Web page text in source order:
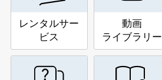
レンタルサー
ビス
動画
ライブラリー